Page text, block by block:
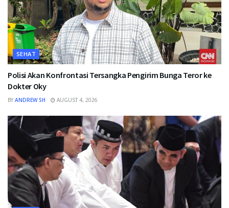
SEHAT
Polisi Akan Konfrontasi Tersangka Pengirim Bunga Teror ke
Dokter Oky
BY ANDREW SH AUGUST 4, 2026